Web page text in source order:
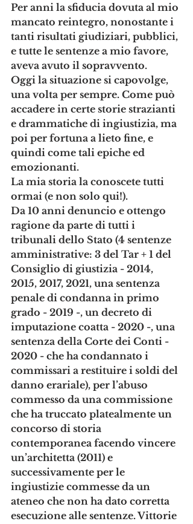
Per anni la sfiducia dovuta al mio
mancato reintegro, nonostante i
tanti risultati giudiziari, pubblici,
e tutte le sentenze a mio favore,
aveva avuto il sopravvento.
Oggi la situazione si capovolge,
una volta per sempre. Come può
accadere in certe storie strazianti
e drammatiche di ingiustizia, ma
poi per fortuna a lieto fine, e
quindi come tali epiche ed
emozionanti.
La mia storia la conoscete tutti
ormai (e non solo qui!).
Da 10 anni denuncio e ottengo
ragione da parte di tutti i
tribunali dello Stato (4 sentenze
amministrative: 3 del Tar + 1 del
Consiglio di giustizia - 2014,
2015, 2017, 2021, una sentenza
penale di condanna in primo
grado - 2019 -, un decreto di
imputazione coatta - 2020 -, una
sentenza della Corte dei Conti -
2020 - che ha condannato i
commissari a restituire i soldi del
danno erariale), per l’abuso
commesso da una commissione
che ha truccato platealmente un
concorso di storia
contemporanea facendo vincere
un’architetta (2011) e
successivamente per le
ingiustizie commesse da un
ateneo che non ha dato corretta
esecuzione alle sentenze. Vittorie